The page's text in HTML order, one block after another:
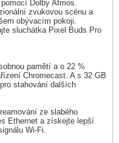
Dolby Atmos.
zvukovou scénu a
obývacím pokoji.
sluchátka Pixel Buds Pro
pamětí a o 22 %
Chromecast. A s 32 GB
stahování dalších
ze slabého
Ethernet a získejte lepší
Wi-Fi.